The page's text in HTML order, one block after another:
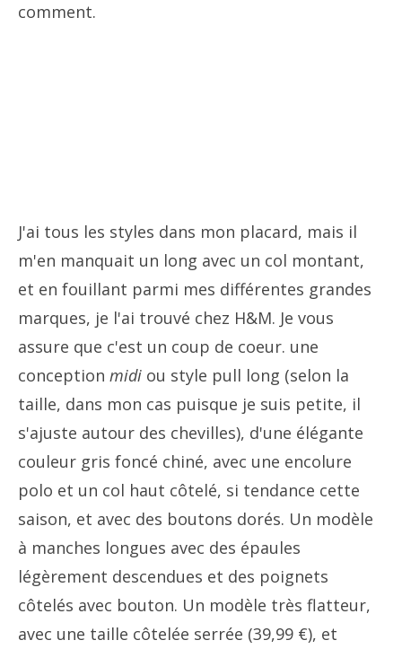
comment.
J'ai tous les styles dans mon placard, mais il
m'en manquait un long avec un col montant,
et en fouillant parmi mes différentes grandes
marques, je l'ai trouvé chez H&M. Je vous
assure que c'est un coup de coeur. une
conception midi ou style pull long (selon la
taille, dans mon cas puisque je suis petite, il
s'ajuste autour des chevilles), d'une élégante
couleur gris foncé chiné, avec une encolure
polo et un col haut côtelé, si tendance cette
saison, et avec des boutons dorés. Un modèle
à manches longues avec des épaules
légèrement descendues et des poignets
côtelés avec bouton. Un modèle très flatteur,
avec une taille côtelée serrée (39,99 €), et